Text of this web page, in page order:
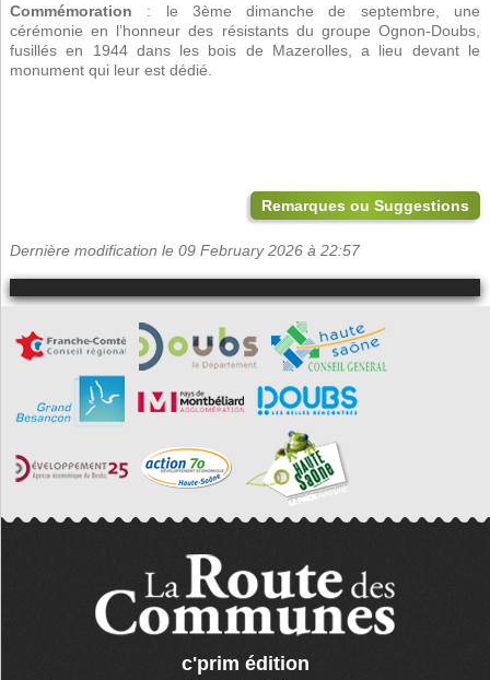
Commémoration : le 3ème dimanche de septembre, une
cérémonie en l’honneur des résistants du groupe Ognon-Doubs,
fusillés en 1944 dans les bois de Mazerolles, a lieu devant le
monument qui leur est dédié.
Remarques ou Suggestions
Dernière modification le 09 February 2026 à 22:57
c'prim édition